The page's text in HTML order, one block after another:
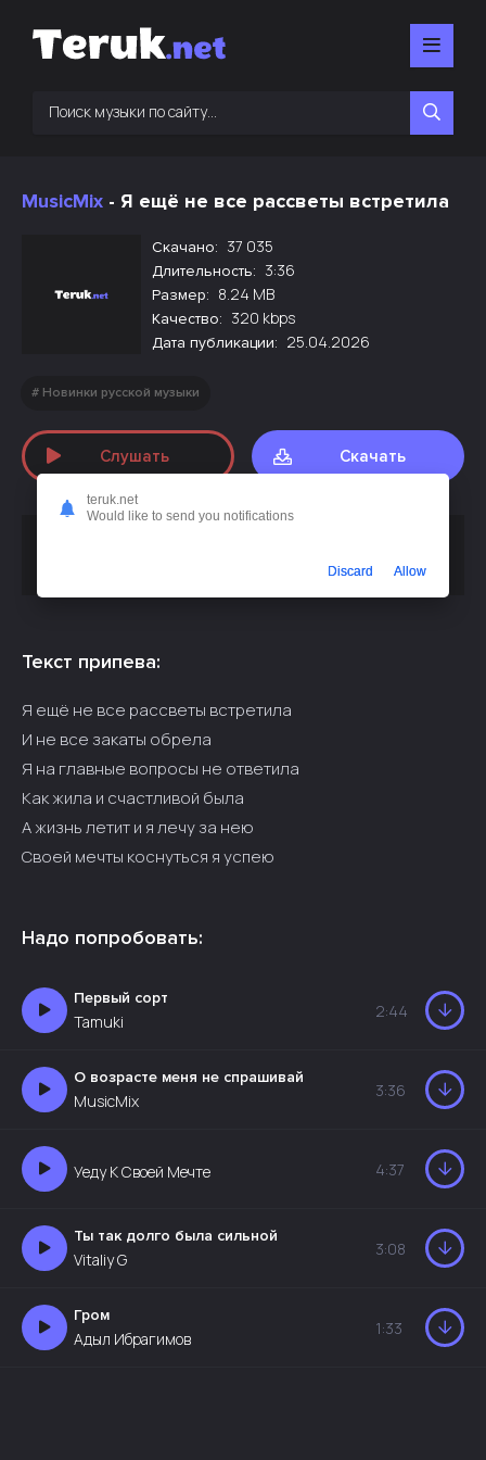
MusicMix - Я ещё не все рассветы встретила
Скачано: 37 035
Длительность: 3:36
Размер: 8.24 MB
Качество: 320 kbps
Дата публикации: 25.04.2026
Новинки русской музыки
Слушать Скачать
Текст припева:
Я ещё не все рассветы встретила
И не все закаты обрела
Я на главные вопросы не ответила
Как жила и счастливой была
А жизнь летит и я лечу за нею
Своей мечты коснуться я успею
Надо попробовать:
Первый сорт
Tamuki
2:44
О возрасте меня не спрашивай
MusicMix
3:36
Уеду К Своей Мечте 4:37
Ты так долго была сильной
Vitaliy G
3:08
Гром
Адыл Ибрагимов
1:33
teruk.net
Would like to send you notifications
Discard Allow